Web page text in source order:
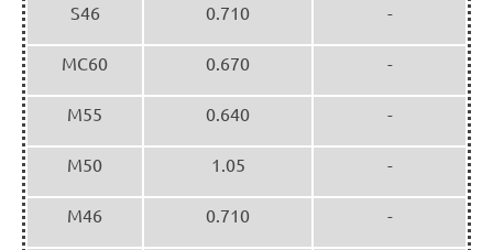
S46 0.710 -
MC60 0.670 -
M55 0.640 -
M50 1.05 -
M46 0.710 -